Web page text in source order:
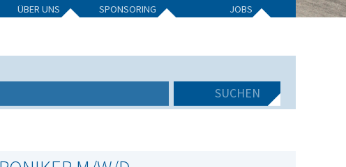
ÜBER UNS SPONSORING JOBS